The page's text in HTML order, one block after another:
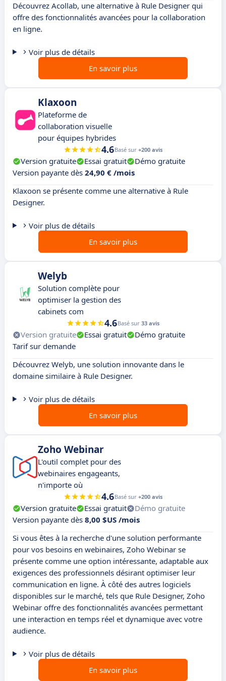
Découvrez Acollab, une alternative à Rule Designer qui
offre des fonctionnalités avancées pour la collaboration
en ligne.
Voir plus de détails
En savoir plus
Klaxoon
Plateforme de
collaboration visuelle
pour équipes hybrides
4.6Basé sur +200 avis
Version gratuite Essai gratuit
Démo gratuite
Version payante dès 24,90 € /mois
Klaxoon se présente comme une alternative à Rule
Designer.
Voir plus de détails
En savoir plus
Welyb
Solution complète pour
optimiser la gestion des
cabinets com
4.6Basé sur 33 avis
Version gratuite Essai gratuit
Démo gratuite
Tarif sur demande
Découvrez Welyb, une solution innovante dans le
domaine similaire à Rule Designer.
Voir plus de détails
En savoir plus
Zoho Webinar
L'outil complet pour des
webinaires engageants,
n'importe où
4.6Basé sur +200 avis
Version gratuite Essai gratuit
Démo gratuite
Version payante dès 8,00 $US /mois
Si vous êtes à la recherche d'une solution performante
pour vos besoins en webinaires, Zoho Webinar se
présente comme une option intéressante, adaptable aux
exigences des professionnels désirant optimiser leur
communication en ligne. À côté des autres logiciels
disponibles sur le marché, tels que Rule Designer, Zoho
Webinar offre des fonctionnalités avancées permettant
une interaction en temps réel et dynamique avec votre
audience.
Voir plus de détails
En savoir plus